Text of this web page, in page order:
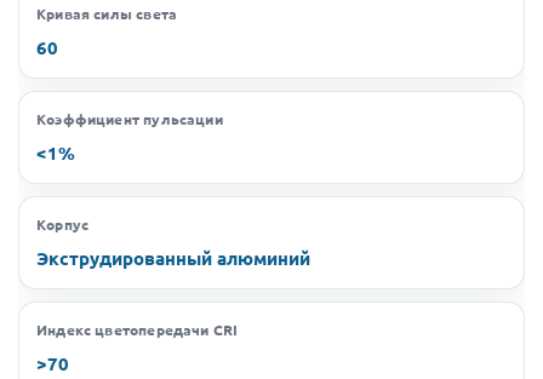
Кривая силы света
60
Коэффициент пульсации
<1%
Корпус
Экструдированный алюминий
Индекс цветопередачи CRI
>70